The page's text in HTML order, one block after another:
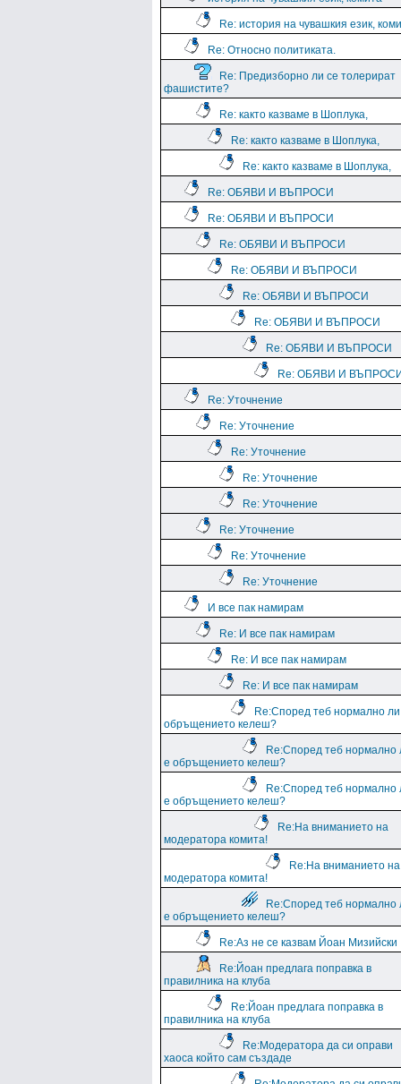
Re: история на чувашкия език,
Re: Относно политиката.
Re: Предизборно ли се толерират
фашистите?
Re: както казваме в Шоплука,
Re: както казваме в Шоплука,
Re: както казваме в Шоплука,
Re: ОБЯВИ И ВЪПРОСИ
Re: ОБЯВИ И ВЪПРОСИ
Re: ОБЯВИ И ВЪПРОСИ
Re: ОБЯВИ И ВЪПРОСИ
Re: ОБЯВИ И ВЪПРОСИ
Re: ОБЯВИ И ВЪПРОСИ
Re: ОБЯВИ И ВЪПРОСИ
Re: ОБЯВИ И
Re: Уточнение
Re: Уточнение
Re: Уточнение
Re: Уточнение
Re: Уточнение
Re: Уточнение
Re: Уточнение
Re: Уточнение
И все пак намирам
Re: И все пак намирам
Re: И все пак намирам
Re: И все пак намирам
Re:Според теб нормално
обръщението келеш?
Re:Според теб нормално
е обръщението келеш?
Re:Според теб нормално
е обръщението келеш?
Re:На вниманието на
модератора комита!
Re:На вниманието на
модератора комита!
Re:Според теб нормално
е обръщението келеш?
Re:Аз не се казвам Йоан Мизийски
Re:Йоан предлага поправка в
правилника на клуба
Re:Йоан предлага поправка в
правилника на клуба
Re:Модератора да си оправи
хаоса който сам създаде